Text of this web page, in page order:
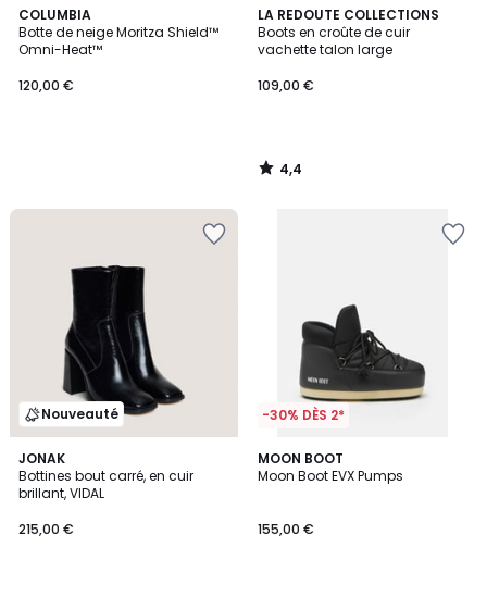
COLUMBIA
Botte de neige Moritza Shield™
Omni-Heat™
120,00 €
LA REDOUTE COLLECTIONS
Boots en croûte de cuir
vachette talon large
109,00 €
4,4
/ 5
4,4
/
Nouveauté
JONAK
Bottines bout carré, en cuir
brillant, VIDAL
215,00 €
-30% DÈS 2*
MOON BOOT
Moon Boot EVX Pumps
155,00 €